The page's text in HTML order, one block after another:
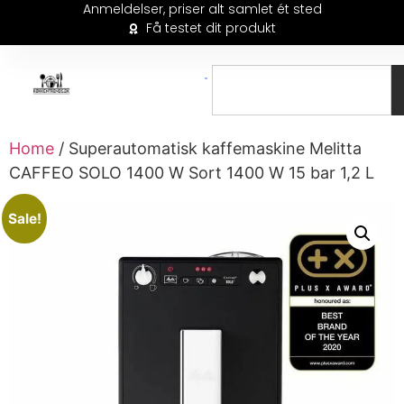
Anmeldelser, priser alt samlet ét sted
Få testet dit produkt
Home / Superautomatisk kaffemaskine Melitta
CAFFEO SOLO 1400 W Sort 1400 W 15 bar 1,2 L
Sale!